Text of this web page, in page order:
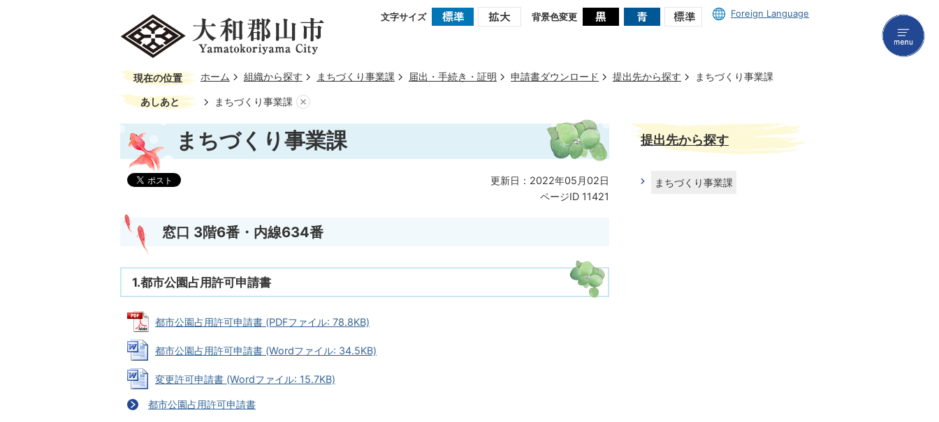
文字サイズ 背景色変更 Foreign Language
現在の位置 ホーム 組織から探す まちづくり事業課 届出・手続き・証明 申請書ダウンロード 提出先から探す まちづくり事業課
あしあと まちづくり事業課
まちづくり事業課
更新日：2022年05月02日
ページID 11421
窓口 3階6番・内線634番
1.都市公園占用許可申請書
都市公園占用許可申請書 (PDFファイル: 78.8KB)
都市公園占用許可申請書 (Wordファイル: 34.5KB)
変更許可申請書 (Wordファイル: 15.7KB)
都市公園占用許可申請書
提出先から探す
まちづくり事業課